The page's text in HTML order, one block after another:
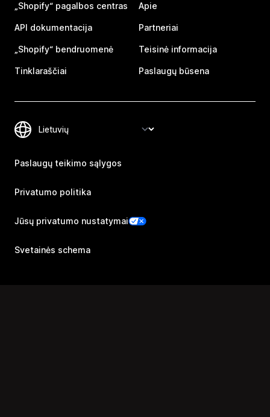
„Shopify“ pagalbos centras
API dokumentacija
„Shopify“ bendruomenė
Tinklaraščiai
Apie
Partneriai
Teisinė informacija
Paslaugų būsena
Paslaugų teikimo sąlygos
Privatumo politika
Jūsų privatumo nustatymai
Svetainės schema